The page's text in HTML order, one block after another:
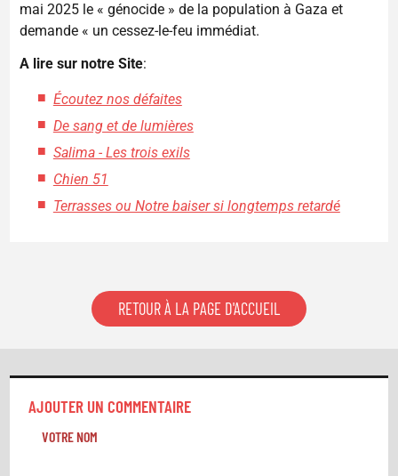
mai 2025 le « génocide » de la population à Gaza et
demande « un cessez-le-feu immédiat.
A lire sur notre Site:
Écoutez nos défaites
De sang et de lumières
Salima - Les trois exils
Chien 51
Terrasses ou Notre baiser si longtemps retardé
RETOUR À LA PAGE D'ACCUEIL
AJOUTER UN COMMENTAIRE
VOTRE NOM